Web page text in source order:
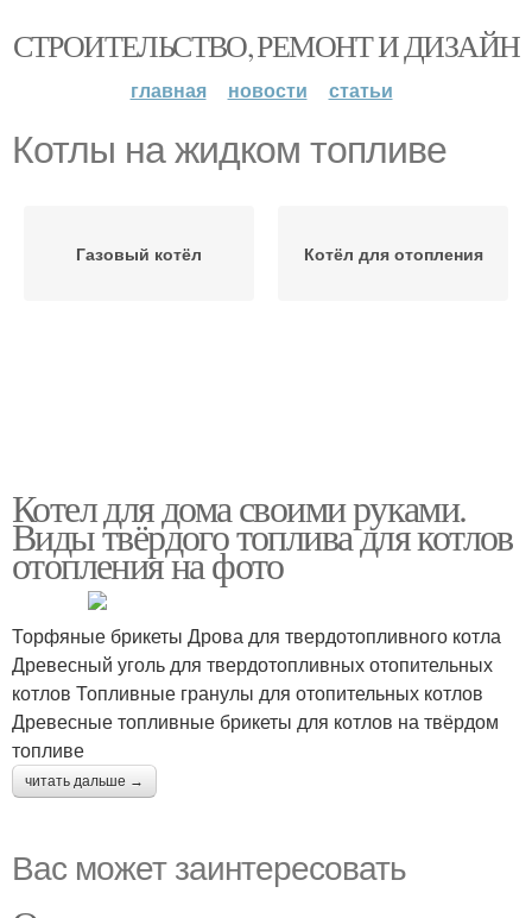
СТРОИТЕЛЬСТВО, РЕМОНТ И ДИЗАЙН
главная новости статьи
Котлы на жидком топливе
Газовый котёл Котёл для отопления
Котел для дома своими руками.
Виды твёрдого топлива для котлов
отопления на фото
Торфяные брикеты Дрова для твердотопливного котла
Древесный уголь для твердотопливных отопительных
котлов Топливные гранулы для отопительных котлов
Древесные топливные брикеты для котлов на твёрдом
топливе
читать дальше →
Вас может заинтересовать